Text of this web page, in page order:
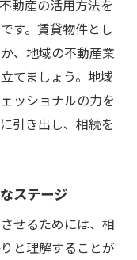
た計画
功事例
るための効果的
リノベーショ
を判断する
定の方法
産活用法
動産の活用方法を
す。賃貸物件とし
、地域の不動産業
てましょう。地域
ッショナルの力を
引き出し、相続を
ステージ
せるためには、相
と理解することが